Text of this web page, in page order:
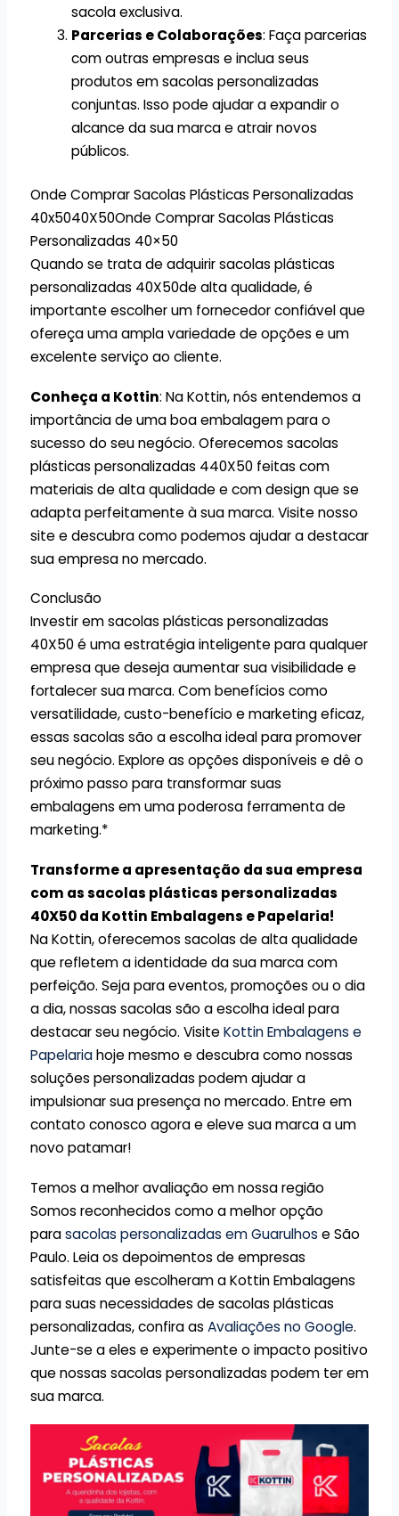
sacola exclusiva.
Parcerias e Colaborações: Faça parcerias
com outras empresas e inclua seus
produtos em sacolas personalizadas
conjuntas. Isso pode ajudar a expandir o
alcance da sua marca e atrair novos
públicos.
Onde Comprar Sacolas Plásticas Personalizadas
40x5040X50Onde Comprar Sacolas Plásticas
Personalizadas 40×50
Quando se trata de adquirir sacolas plásticas
personalizadas 40X50de alta qualidade, é
importante escolher um fornecedor confiável que
ofereça uma ampla variedade de opções e um
excelente serviço ao cliente.
Conheça a Kottin: Na Kottin, nós entendemos a
importância de uma boa embalagem para o
sucesso do seu negócio. Oferecemos sacolas
plásticas personalizadas 440X50 feitas com
materiais de alta qualidade e com design que se
adapta perfeitamente à sua marca. Visite nosso
site e descubra como podemos ajudar a destacar
sua empresa no mercado.
Conclusão
Investir em sacolas plásticas personalizadas
40X50 é uma estratégia inteligente para qualquer
empresa que deseja aumentar sua visibilidade e
fortalecer sua marca. Com benefícios como
versatilidade, custo-benefício e marketing eficaz,
essas sacolas são a escolha ideal para promover
seu negócio. Explore as opções disponíveis e dê o
próximo passo para transformar suas
embalagens em uma poderosa ferramenta de
marketing.*
Transforme a apresentação da sua empresa
com as sacolas plásticas personalizadas
40X50 da Kottin Embalagens e Papelaria!
Na Kottin, oferecemos sacolas de alta qualidade
que refletem a identidade da sua marca com
perfeição. Seja para eventos, promoções ou o dia
a dia, nossas sacolas são a escolha ideal para
destacar seu negócio. VisiteKottin Embalagens e
Papelariahoje mesmo e descubra como nossas
soluções personalizadas podem ajudar a
impulsionar sua presença no mercado. Entre em
contato conosco agora e eleve sua marca a um
novo patamar!
Temos a melhor avaliação em nossa região
Somos reconhecidos como a melhor opção
parasacolas personalizadas em Guarulhos e São
Paulo. Leia os depoimentos de empresas
satisfeitas que escolheram a Kottin Embalagens
para suas necessidades de sacolas plásticas
personalizadas, confira as Avaliações no Google.
Junte-se a eles e experimente o impacto positivo
que nossas sacolas personalizadas podem ter em
sua marca.